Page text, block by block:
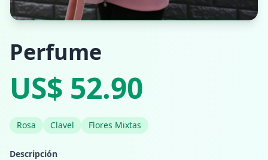
Perfume
US$ 52.90
Rosa Clavel Flores Mixtas
Descripción